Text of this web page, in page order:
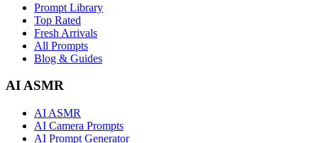
Prompt Library
Top Rated
Fresh Arrivals
All Prompts
Blog & Guides
AI ASMR
AI ASMR
AI Camera Prompts
AI Prompt Generator